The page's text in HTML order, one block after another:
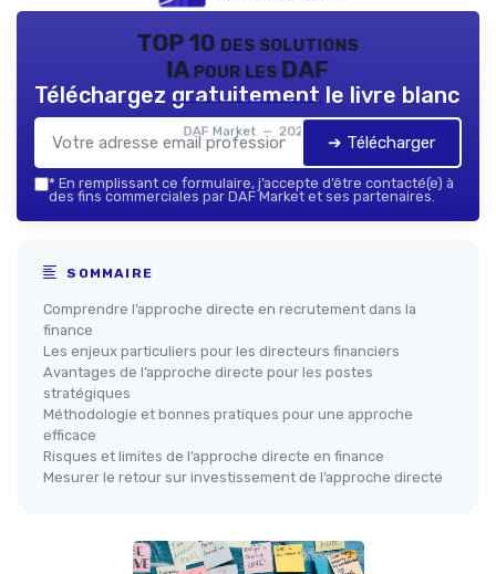
TOP 10 des solutions
IA pour les DAF
DAF Market — 2026
Téléchargez gratuitement le livre blanc
➔ Télécharger
* En remplissant ce formulaire, j’accepte d’être contacté(e) à
des fins commerciales par DAF Market et ses partenaires.
SOMMAIRE
Comprendre l’approche directe en recrutement dans la
finance
Les enjeux particuliers pour les directeurs financiers
Avantages de l’approche directe pour les postes
stratégiques
Méthodologie et bonnes pratiques pour une approche
efficace
Risques et limites de l’approche directe en finance
Mesurer le retour sur investissement de l’approche directe